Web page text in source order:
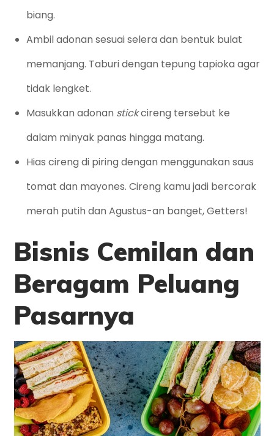
biang.
Ambil adonan sesuai selera dan bentuk bulat
memanjang. Taburi dengan tepung tapioka agar
tidak lengket.
Masukkan adonan stickcireng tersebut ke
dalam minyak panas hingga matang.
Hias cireng di piring dengan menggunakan saus
tomat dan mayones. Cireng kamu jadi bercorak
merah putih dan Agustus-an banget, Getters!
Bisnis Cemilan dan
Beragam Peluang
Pasarnya